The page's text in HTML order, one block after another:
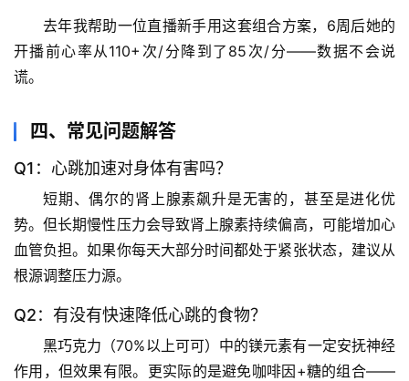
科
技
前
理
站
辟
求
去年我帮助一位直播新手用这套组合方案，6周后她的
开播前心率从 110+次/分降到了85次/分——数据不会说
谎。
四、常见问题解答
Q1：心跳加速对身体有害吗？
短期、偶尔的肾上腺素飙升是无害的，甚至是进化优
势。但长期慢性压力会导致肾上腺素持续偏高，可能增加心
血管负担。如果你每天大部分时间都处于紧张状态，建议从
根源调整压力源。
Q2：有没有快速降低心跳的食物？
黑巧克力（70%以上可可）中的镁元素有一定安抚神经
作用，但效果有限。更实际的是避免咖啡因+糖的组合——